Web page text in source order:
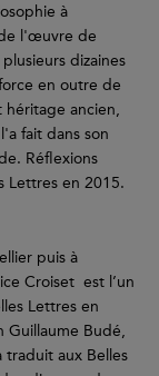
à
l'œuvre de
dizaines
en outre de
héritage ancien,
fait dans son
Réflexions
Lettres en 2015.
puis à
Croiset est l’un
Lettres en
Guillaume Budé,
traduit aux Belles